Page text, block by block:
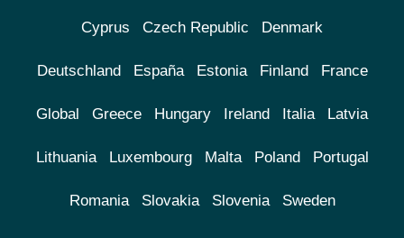
Cyprus Czech Republic Denmark
Deutschland España Estonia Finland France
Global Greece Hungary Ireland Italia Latvia
Lithuania Luxembourg Malta Poland Portugal
Romania Slovakia Slovenia Sweden